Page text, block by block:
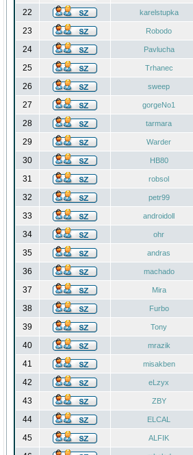
22 karelstupka
23 Robodo
24 Pavlucha
25 Trhanec
26 sweep
27 gorgeNo1
28 tarmara
29 Warder
30 HB80
31 robsol
32 petr99
33 androidoll
34 ohr
35 andras
36 machado
37 Mira
38 Furbo
39 Tony
40 mrazik
41 misakben
42 eLzyx
43 ZBY
44 ELCAL
45 ALFIK